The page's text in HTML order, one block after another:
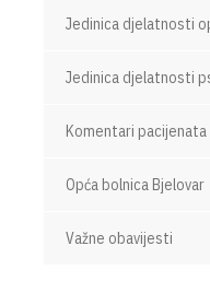
Jedinica djelatnosti
Jedinica djelatnosti
Komentari pacijenata
Opća bolnica Bjelovar
Važne obavijesti